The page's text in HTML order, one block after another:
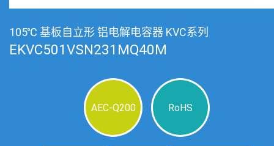
105℃ 基板自立形 铝电解电容器 KVC系列
EKVC501VSN231MQ40M
AEC-Q200 RoHS